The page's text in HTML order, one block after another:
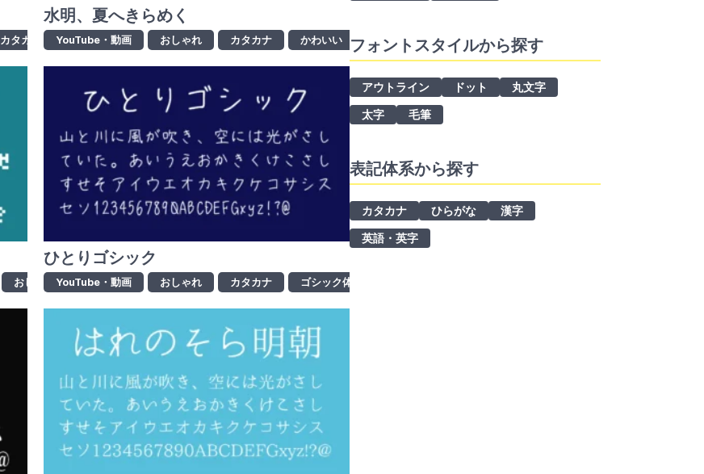
カタカナ かわいい デザイン書体 ひらがな ポップ体 ロゴ制作 商用利用可
水明、夏へきらめく
YouTube・動画 おしゃれ カタカナ かわいい ひらがな ロゴ制作 商用利用可
おしゃれ カタカナ かっこいい デザイン書体 ドット
ひとりゴシック
YouTube・動画 おしゃれ カタカナ ゴシック体
フォントスタイルから探す
アウトライン ドット
丸文字
太字
毛筆
表記体系から探す
カタカナ ひらがな
漢字
英語・英字